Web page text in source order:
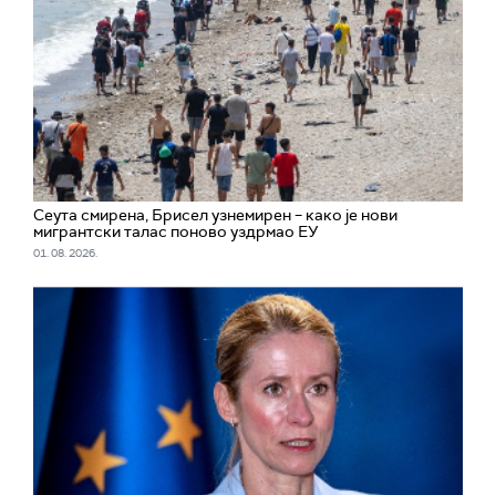
Сеута смирена, Брисел узнемирен – како је нови
мигрантски талас поново уздрмао ЕУ
01. 08. 2026.